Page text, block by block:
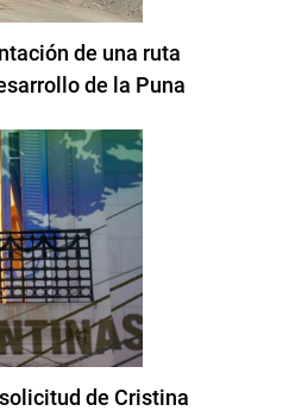
de una ruta
de la Puna
de Cristina